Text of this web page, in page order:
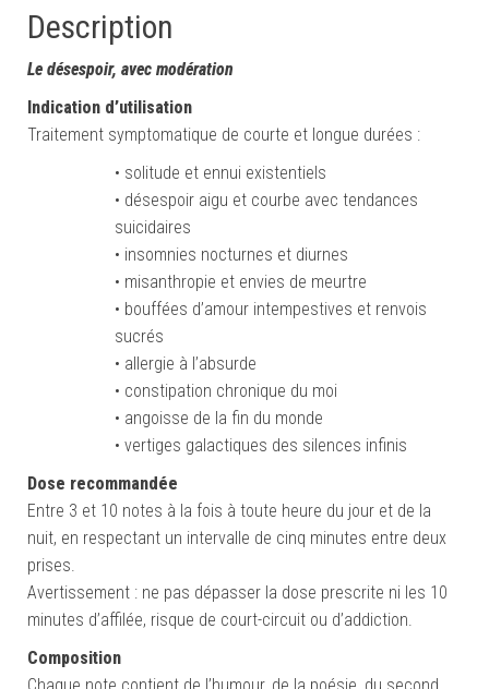
Description
Le désespoir, avec modération
Indication d’utilisation
Traitement symptomatique de courte et longue durées :
• solitude et ennui existentiels
• désespoir aigu et courbe avec tendances
suicidaires
• insomnies nocturnes et diurnes
• misanthropie et envies de meurtre
• bouffées d’amour intempestives et renvois
sucrés
• allergie à l’absurde
• constipation chronique du moi
• angoisse de la fin du monde
• vertiges galactiques des silences infinis
Dose recommandée
Entre 3 et 10 notes à la fois à toute heure du jour et de la
nuit, en respectant un intervalle de cinq minutes entre deux
prises.
Avertissement : ne pas dépasser la dose prescrite ni les 10
minutes d’affilée, risque de court-circuit ou d’addiction.
Composition
Chaque note contient de l’humour, de la poésie, du second